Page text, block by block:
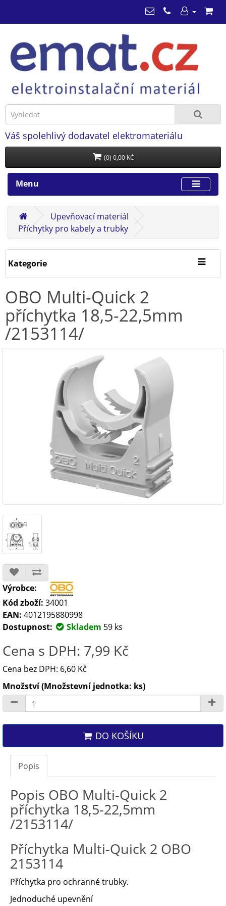
Váš spolehlivý dodavatel elektromateriálu
(0) 0,00 KČ
Menu
Upevňovací materiál
Příchytky pro kabely a trubky
Kategorie
OBO Multi-Quick 2
příchytka 18,5-22,5mm
/2153114/
Výrobce:
Kód zboží: 34001
EAN: 4012195880998
Dostupnost:
Skladem 59 ks
Cena s DPH: 7,99 Kč
Cena bez DPH: 6,60 Kč
Množství (Množstevní jednotka: ks)
DO KOŠÍKU
Popis
Popis OBO Multi-Quick 2
příchytka 18,5-22,5mm
/2153114/
Příchytka Multi-Quick 2 OBO
2153114
Příchytka pro ochranné trubky.
Jednoduché upevnění